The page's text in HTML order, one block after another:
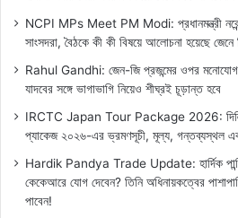
NCPI MPs Meet PM Modi: প্রধানমন্ত্রী
সাংসদরা, বৈঠকে কী কী বিষয়ে আলোচনা হয়েছে জেনে
Rahul Gandhi: জেন-জি প্রজন্মের ওপর মনোযোগ
যাদবের সঙ্গে ভাগাভাগি নিয়েও শীঘ্রই চূড়ান্ত হবে
IRCTC Japan Tour Package 2026:
প্যাকেজ ২০২৬-এর ভ্রমণসূচী, মূল্য, গন্তব্যস্থল
Hardik Pandya Trade Update: হার্দিক
কেকেআরে যোগ দেবেন? তিনি অধিনায়কত্বের
পাবেন!